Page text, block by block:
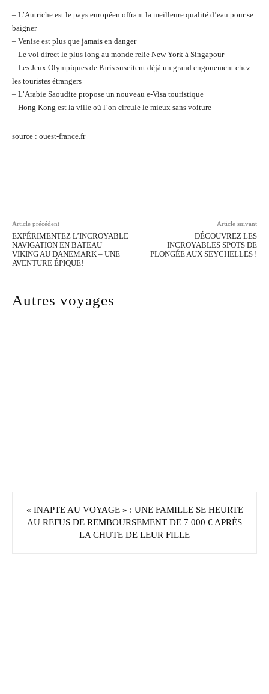
– L’Autriche est le pays européen offrant la meilleure qualité d’eau pour se
baigner
– Venise est plus que jamais en danger
– Le vol direct le plus long au monde relie New York à Singapour
– Les Jeux Olympiques de Paris suscitent déjà un grand engouement chez
les touristes étrangers
– L’Arabie Saoudite propose un nouveau e-Visa touristique
– Hong Kong est la ville où l’on circule le mieux sans voiture
source : ouest-france.fr
Article précédent
EXPÉRIMENTEZ L’INCROYABLE
NAVIGATION EN BATEAU
VIKING AU DANEMARK – UNE
AVENTURE ÉPIQUE!
Article suivant
DÉCOUVREZ LES
INCROYABLES SPOTS DE
PLONGÉE AUX SEYCHELLES !
Autres voyages
« INAPTE AU VOYAGE » : UNE FAMILLE SE HEURTE
AU REFUS DE REMBOURSEMENT DE 7 000 € APRÈS
LA CHUTE DE LEUR FILLE